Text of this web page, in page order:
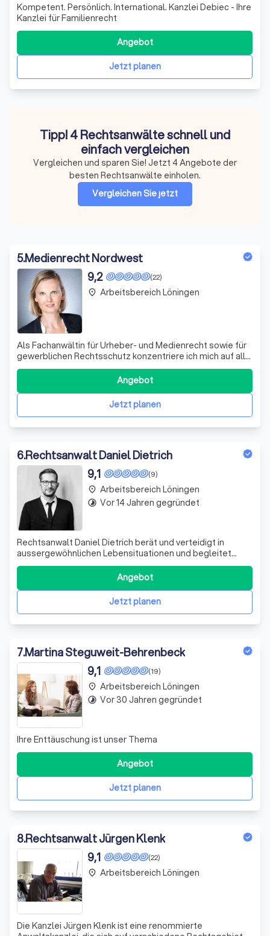
Kompetent. Persönlich. International. Kanzlei Debiec - Ihre
Kanzlei für Familienrecht
Jetzt planen
Angebot
Tipp! 4 Rechtsanwälte schnell und
einfach vergleichen
Vergleichen und sparen Sie! Jetzt 4 Angebote der
besten Rechtsanwälte einholen.
Vergleichen Sie jetzt
5.Medienrecht Nordwest
(22)
9,2
Als Fachanwältin für Urheber- und Medienrecht sowie für
gewerblichen Rechtsschutz konzentriere ich mich auf alle
Rechtsfragen rund um das geistige Eigentum und auf das
Persönlichkeits- und Presserecht. Meine Expertise
umfasst das Urheberrecht, das Markenrecht und das
Designrecht. Darüber hinaus bera
Jetzt planen
Angebot
place Arbeitsbereich Löningen
6.Rechtsanwalt Daniel Dietrich
(9)
9,1
Rechtsanwalt Daniel Dietrich berät und verteidigt in
aussergewöhnlichen Lebensituationen und begleitet
Menschen durch das gesamte Strafverfahren. Seit mehr
Jetzt planen
Angebot
place Arbeitsbereich Löningen
timelapse Vor 14 Jahren gegründet
7.Martina Steguweit-Behrenbeck
(19)
9,1
Ihre Enttäuschung ist unser Thema
Jetzt planen
Angebot
place Arbeitsbereich Löningen
timelapse Vor 30 Jahren gegründet
8.Rechtsanwalt Jürgen Klenk
(22)
9,1
Die Kanzlei Jürgen Klenk ist eine renommierte
place Arbeitsbereich Löningen